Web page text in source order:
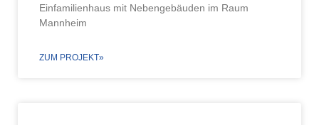
Einfamilienhaus mit Nebengebäuden im Raum
Mannheim
ZUM PROJEKT»